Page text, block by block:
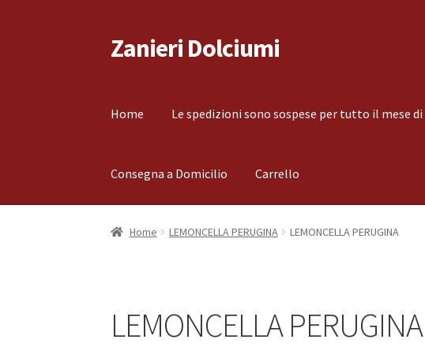
Vai
alla
Vai
al
Zanieri Dolciumi
Home Le spedizioni sono sospese per tutto il mese
Consegna a Domicilio Carrello
Home Carrello Cassa Condizioni di vendita Consegna a
Home LEMONCELLA PERUGINA LEMONCELLA PERUGINA
LEMONCELLA PERUGINA